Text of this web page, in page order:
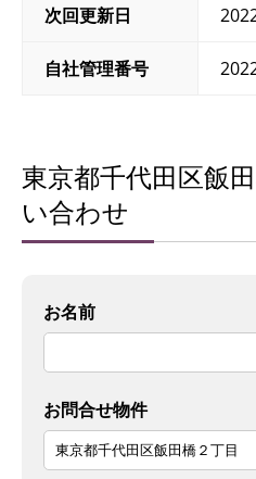
次回更新日
自社管理番号
東京都千代田区飯
い合わせ
お名前
お問合せ物件